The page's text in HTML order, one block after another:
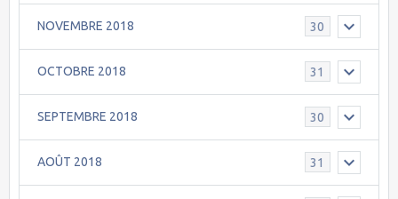
NOVEMBRE 2018 30
OCTOBRE 2018 31
SEPTEMBRE 2018 30
AOÛT 2018 31